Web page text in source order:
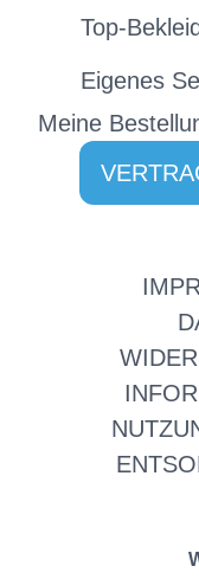
Top-
Eigenes
Meine